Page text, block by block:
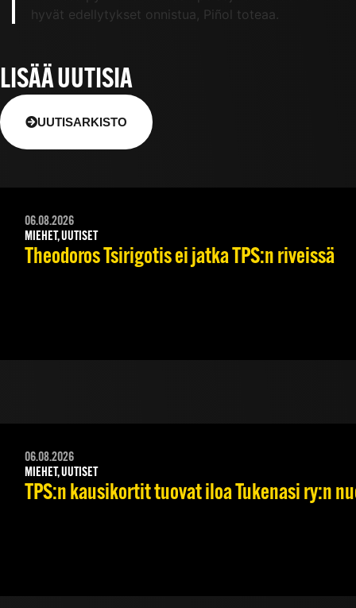
hyvät edellytykset onnistua, Piñol toteaa.
LISÄÄ UUTISIA
UUTISARKISTO
06.08.2026
MIEHET, UUTISET
Theodoros Tsirigotis ei jatka TPS:n riveissä
06.08.2026
MIEHET, UUTISET
TPS:n kausikortit tuovat iloa Tukenasi ry:n